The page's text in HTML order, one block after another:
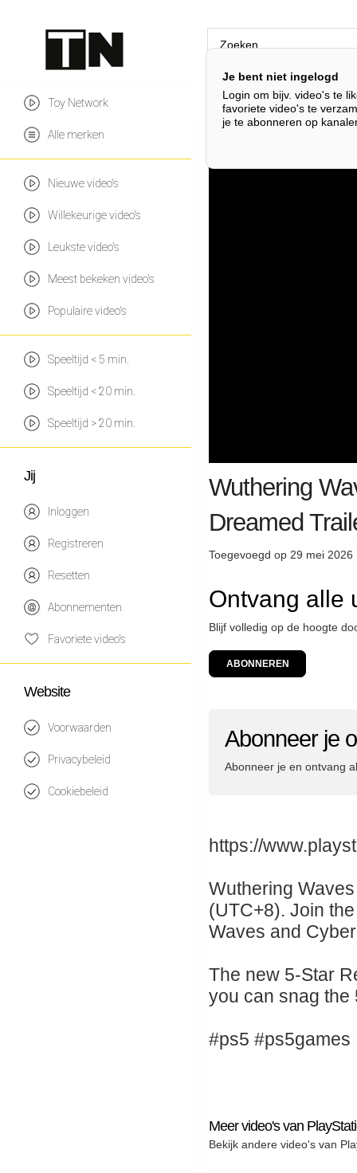
Je bent niet ingelogd
Login om bijv. video's te
favoriete video's te
je te abonneren op
Toy Network
Alle merken
Nieuwe video's
Willekeurige video's
Leukste video's
Meest bekeken video's
Populaire video's
Speeltijd < 5 min.
Speeltijd < 20 min.
Speeltijd > 20 min.
Jij
Inloggen
Registreren
Resetten
Abonnementen
Favoriete video's
Website
Voorwaarden
Privacybeleid
Cookiebeleid
Lego Jurassic Park
Wuthering
Dreamed
Toegevoegd op 29 mei
Ontvang alle
Blijf volledig op de hoogte
ABONNEREN
Abonneer je
Abonneer je en ontvang
https://
Wuthering
(UTC+8). Join
Waves and
The new 5-Star
you can snag the
#ps5 #ps5games
Meer video's van
Bekijk andere video's van